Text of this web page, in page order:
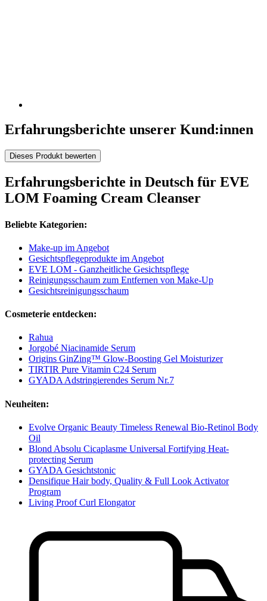
Erfahrungsberichte unserer Kund:innen
Dieses Produkt bewerten
Erfahrungsberichte in Deutsch für EVE
LOM Foaming Cream Cleanser
Beliebte Kategorien:
Make-up im Angebot
Gesichtspflegeprodukte im Angebot
EVE LOM - Ganzheitliche Gesichtspflege
Reinigungsschaum zum Entfernen von Make-Up
Gesichtsreinigungsschaum
Cosmeterie entdecken:
Rahua
Jorgobé Niacinamide Serum
Origins GinZing™ Glow-Boosting Gel Moisturizer
TIRTIR Pure Vitamin C24 Serum
GYADA Adstringierendes Serum Nr.7
Neuheiten:
Evolve Organic Beauty Timeless Renewal Bio-Retinol Body
Oil
Blond Absolu Cicaplasme Universal Fortifying Heat-
protecting Serum
GYADA Gesichtstonic
Densifique Hair body, Quality & Full Look Activator
Program
Living Proof Curl Elongator